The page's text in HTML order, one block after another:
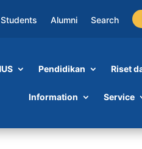
Students Alumni Search
Pendidikan Riset
Information Service